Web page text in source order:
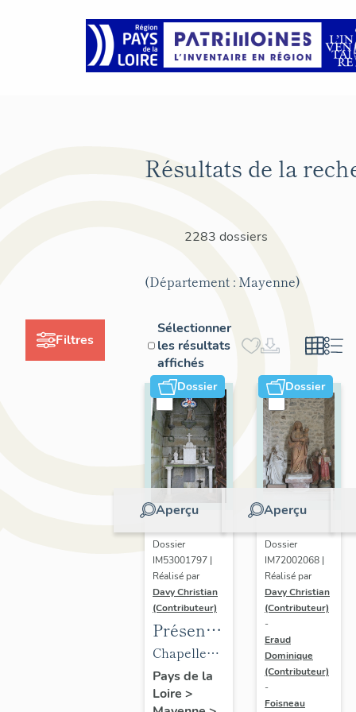
Filtres
Résultats de la
2283 dossiers
(Département : Mayenne)
Sélectionner
les résultats
affichés
Dossier
Aperçu
Dossier
IM53001797 |
Réalisé par
Davy Christian
(Contributeur)
Présentation
du
mobilier
de la
Chapelle
funéraire
de la
Pays de la
Loire >
Dossier
Aperçu
Dossier
IM72002068 |
Réalisé par
Davy Christian
(Contributeur)
-
Eraud
Dominique
(Contributeur)
-
Foisneau